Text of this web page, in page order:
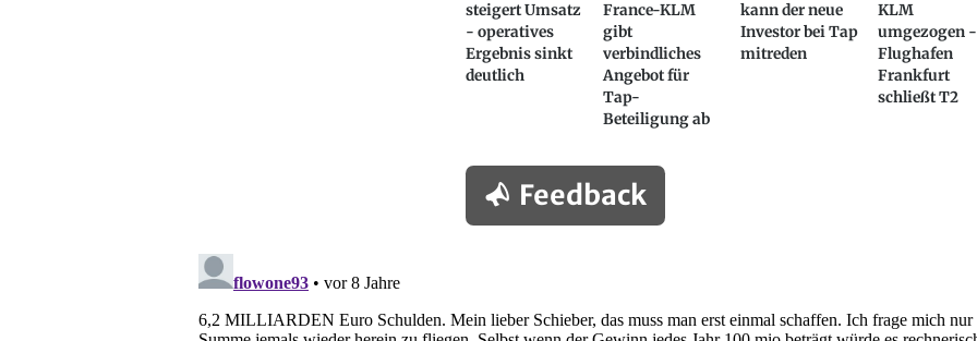
steigert Umsatz
- operatives
Ergebnis sinkt
deutlich
France-KLM
gibt
verbindliches
Angebot für
Tap-
Beteiligung ab
kann der neue
Investor bei Tap
mitreden
KLM
umgezogen -
Flughafen
Frankfurt
schließt T2
Feedback